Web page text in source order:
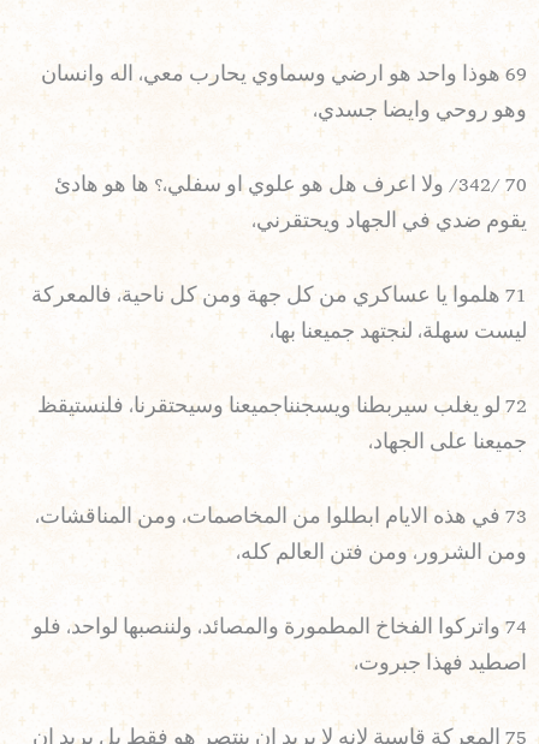
69 هوذا واحد هو ارضي وسماوي يحارب معي، اله وانسان
وهو روحي وايضا جسدي،
70 /342/ ولا اعرف هل هو علوي او سفلي،؟ ها هو هادئ
يقوم ضدي في الجهاد ويحتقرني،
71 هلموا يا عساكري من كل جهة ومن كل ناحية، فالمعركة
ليست سهلة، لنجتهد جميعنا بها،
72 لو يغلب سيربطنا ويسجنناجميعنا وسيحتقرنا، فلنستيقظ
جميعنا على الجهاد،
73 في هذه الايام ابطلوا من المخاصمات، ومن المناقشات،
ومن الشرور، ومن فتن العالم كله،
74 واتركوا الفخاخ المطمورة والمصائد، ولننصبها لواحد، فلو
اصطيد فهذا جبروت،
75 المعركة قاسية لانه لا يريد ان ينتصر هو فقط بل يريد ان